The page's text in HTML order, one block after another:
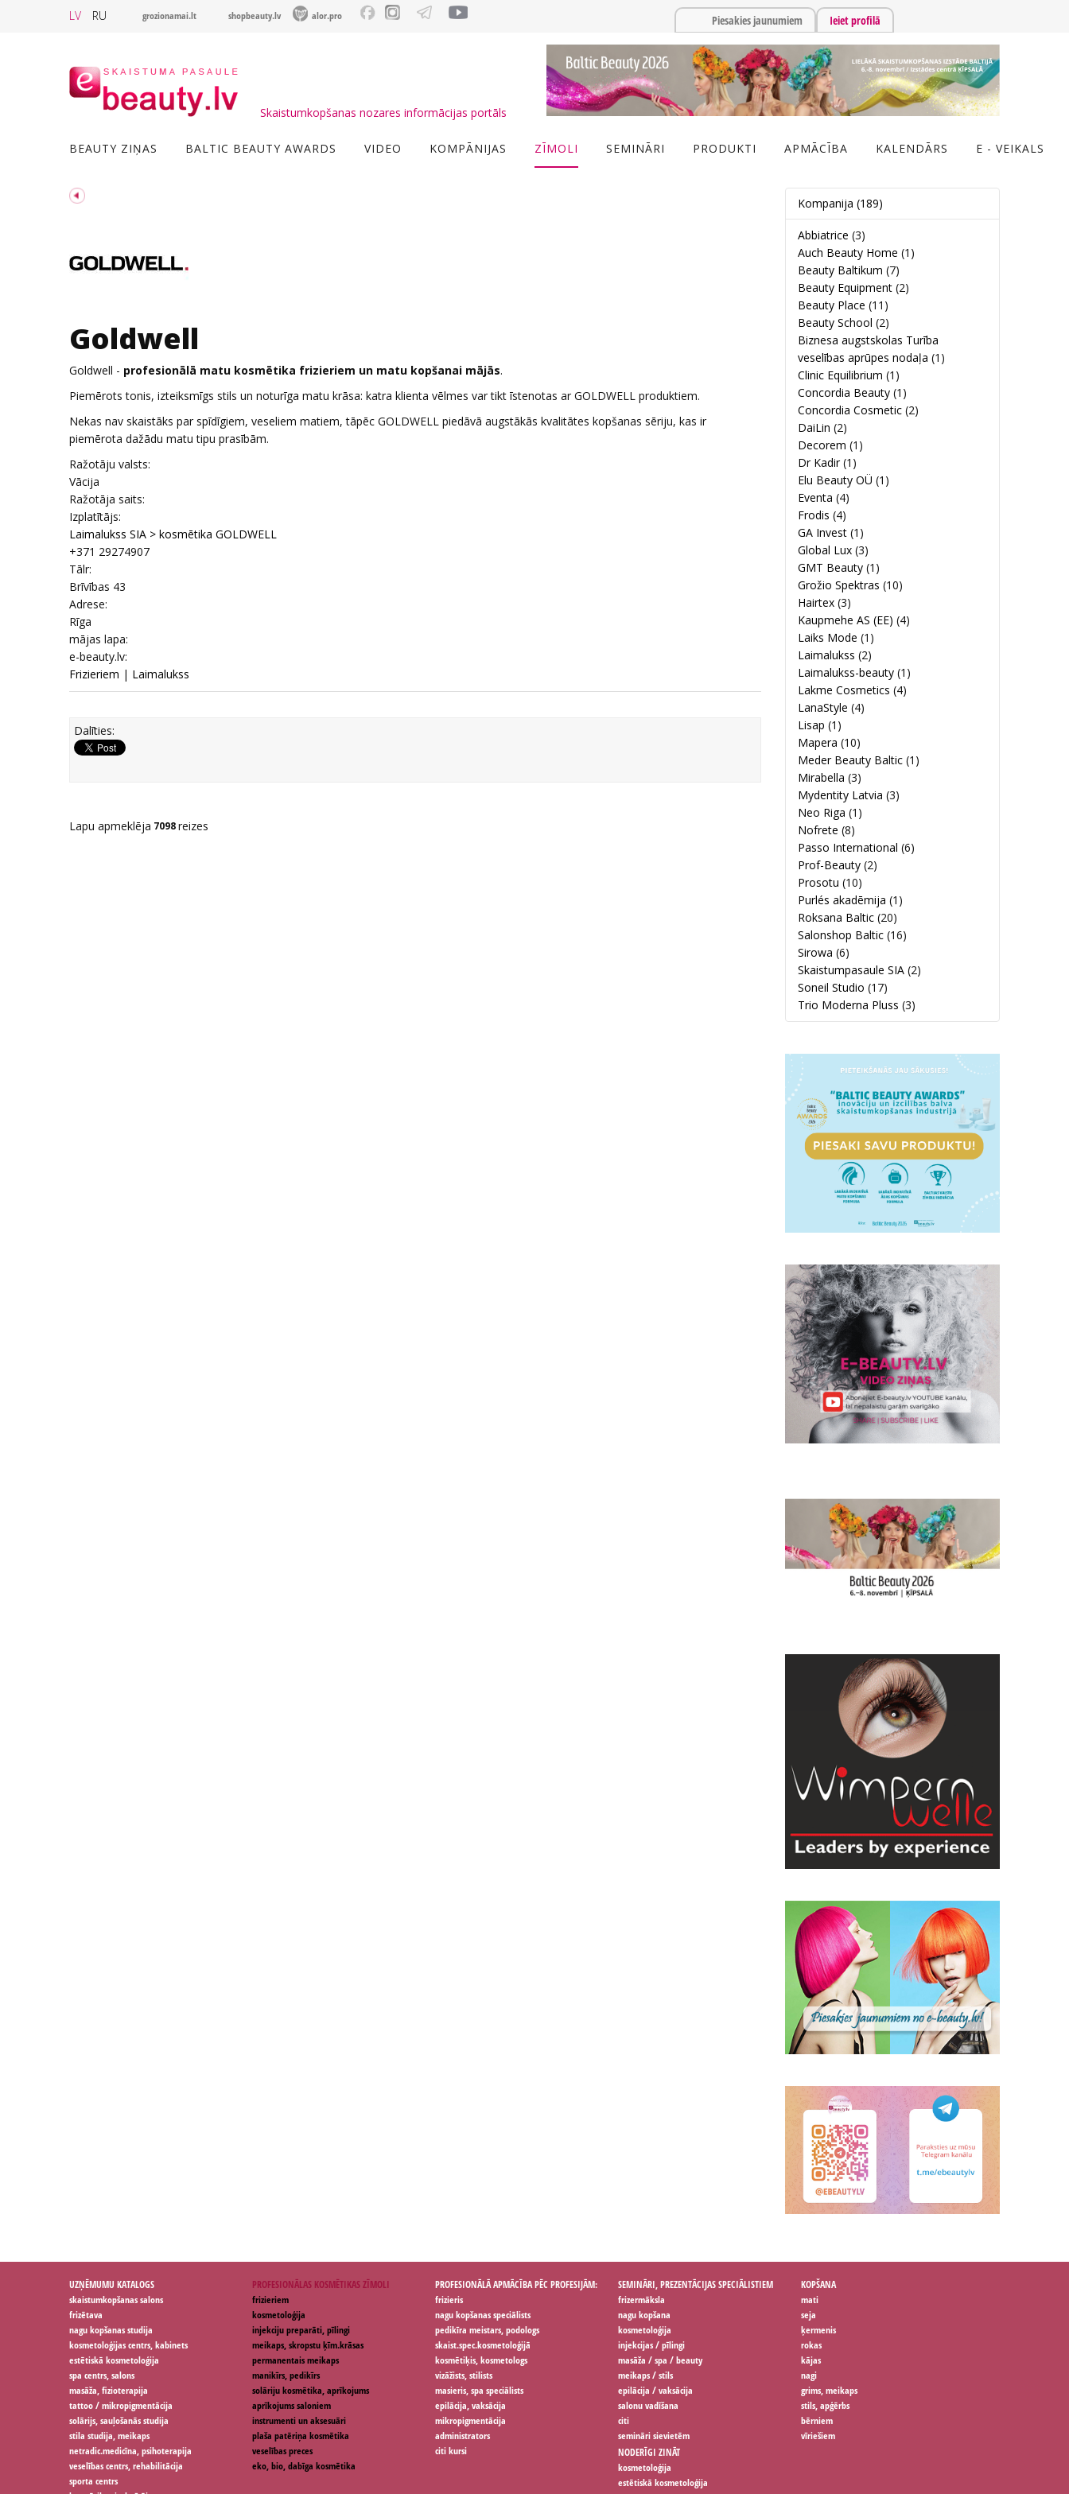
LV RU grozionamai.lt shopbeauty.lv alor.pro Piesakies jaunumiem Ieiet profilā
Skaistumkopšanas nozares informācijas portāls
BEAUTY ZIŅAS BALTIC BEAUTY AWARDS VIDEO KOMPĀNIJAS ZĪMOLI SEMINĀRI PRODUKTI APMĀCĪBA KALENDĀRS E - VEIKALS
Goldwell
Goldwell - profesionālā matu kosmētika frizieriem un matu kopšanai mājās.
Piemērots tonis, izteiksmīgs stils un noturīga matu krāsa: katra klienta vēlmes var tikt īstenotas ar GOLDWELL produktiem.
Nekas nav skaistāks par spīdīgiem, veseliem matiem, tāpēc GOLDWELL piedāvā augstākās kvalitātes kopšanas sēriju, kas ir
piemērota dažādu matu tipu prasībām.
Ražotāju valsts:
Vācija
Ražotāja saits:
Izplatītājs:
Laimalukss SIA > kosmētika GOLDWELL
+371 29274907
Tālr:
Brīvības 43
Adrese:
Rīga
mājas lapa:
e-beauty.lv:
Frizieriem | Laimalukss
Dalīties:
Lapu apmeklēja 7098reizes
Kompanija (189)
Abbiatrice (3)
Auch Beauty Home (1)
Beauty Baltikum (7)
Beauty Equipment (2)
Beauty Place (11)
Beauty School (2)
Biznesa augstskolas Turība
veselības aprūpes nodaļa (1)
Clinic Equilibrium (1)
Concordia Beauty (1)
Concordia Cosmetic (2)
DaiLin (2)
Decorem (1)
Dr Kadir (1)
Elu Beauty OÜ (1)
Eventa (4)
Frodis (4)
GA Invest (1)
Global Lux (3)
GMT Beauty (1)
Grožio Spektras (10)
Hairtex (3)
Kaupmehe AS (EE) (4)
Laiks Mode (1)
Laimalukss (2)
Laimalukss-beauty (1)
Lakme Cosmetics (4)
LanaStyle (4)
Lisap (1)
Mapera (10)
Meder Beauty Baltic (1)
Mirabella (3)
Mydentity Latvia (3)
Neo Riga (1)
Nofrete (8)
Passo International (6)
Prof-Beauty (2)
Prosotu (10)
Purlés akadēmija (1)
Roksana Baltic (20)
Salonshop Baltic (16)
Sirowa (6)
Skaistumpasaule SIA (2)
Soneil Studio (17)
Trio Moderna Pluss (3)
UZŅĒMUMU KATALOGS
skaistumkopšanas salons
frizētava
nagu kopšanas studija
kosmetoloģijas centrs, kabinets
estētiskā kosmetoloģija
spa centrs, salons
masāža, fizioterapija
tattoo / mikropigmentācija
solārijs, sauļošanās studija
stila studija, meikaps
netradic.medicīna, psihoterapija
veselības centrs, rehabilitācija
sporta centrs
PROFESIONĀLAS KOSMĒTIKAS ZĪMOLI
frizieriem
kosmetoloģija
injekciju preparāti, pīlingi
meikaps, skropstu ķīm.krāsas
permanentais meikaps
manikīrs, pedikīrs
solāriju kosmētika, aprīkojums
aprīkojums saloniem
instrumenti un aksesuāri
plaša patēriņa kosmētika
veselības preces
eko, bio, dabīga kosmētika
PROFESIONĀLĀ APMĀCĪBA PĒC PROFESIJĀM:
frizieris
nagu kopšanas speciālists
pedikīra meistars, podologs
skaist.spec.kosmetoloģijā
kosmētiķis, kosmetologs
vizāžists, stilists
masieris, spa speciālists
epilācija, vaksācija
mikropigmentācija
administrators
citi kursi
SEMINĀRI, PREZENTĀCIJAS SPECIĀLISTIEM
frizermāksla
nagu kopšana
kosmetoloģija
injekcijas / pīlingi
masāža / spa / beauty
meikaps / stils
epilācija / vaksācija
salonu vadīšana
citi
semināri sievietēm
KOPŠANA
mati
seja
ķermenis
rokas
kājas
nagi
grims, meikaps
stils, apģērbs
bērniem
vīriešiem
NODERĪGI ZINĀT
kosmetoloģija
estētiskā kosmetoloģija